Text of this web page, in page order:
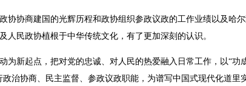
协商建国的光辉历程和政协组织参政议政的工作业绩以及哈
人民政协植根于中华传统文化，有了更加深刻的认识。
新起点，把对党的忠诚、对人民的热爱融入日常工作，以“功
治协商、民主监督、参政议政职能，为谱写中国式现代化道里